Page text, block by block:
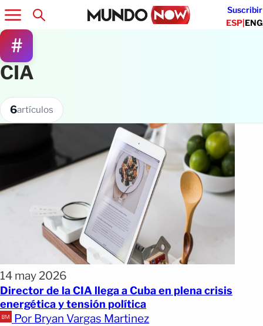
Suscribir
ESP|ENG
#
CIA
6artículos
14 may 2026
Director de la CIA llega a Cuba en plena crisis
energética y tensión política
Por Bryan Vargas Martinez